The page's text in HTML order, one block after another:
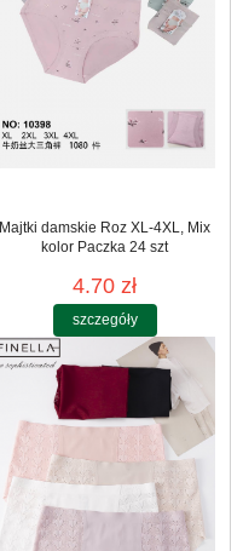
Majtki damskie Roz XL-4XL, Mix
kolor Paczka 24 szt
4.70 zł
szczegóły